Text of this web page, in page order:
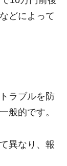
どによって
ラブルを防
般的です。
異なり、報